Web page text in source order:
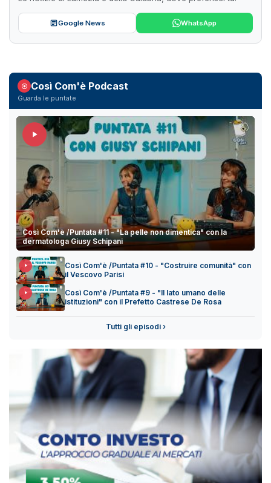
Google News WhatsApp
Così Com'è Podcast
Guarda le puntate
Così Com'è /Puntata #11 - "La pelle non dimentica" con la
dermatologa Giusy Schipani
Così Com'è /Puntata #10 - "Costruire comunità" con
il Vescovo Parisi
Così Com'è /Puntata #9 - "Il lato umano delle
istituzioni" con il Prefetto Castrese De Rosa
Tutti gli episodi ›